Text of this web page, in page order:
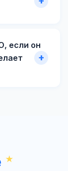
если он